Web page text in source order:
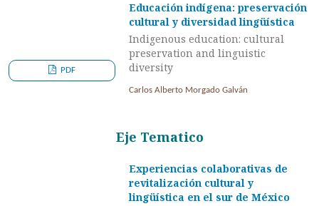
Educación indígena: preservación
cultural y diversidad lingüística
Indigenous education: cultural
preservation and linguistic
diversity
Carlos Alberto Morgado Galván
PDF
Eje Tematico
Experiencias colaborativas de
revitalización cultural y
lingüística en el sur de México